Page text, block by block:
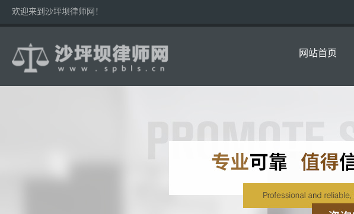
欢迎来到沙坪坝律师网！
网站首页